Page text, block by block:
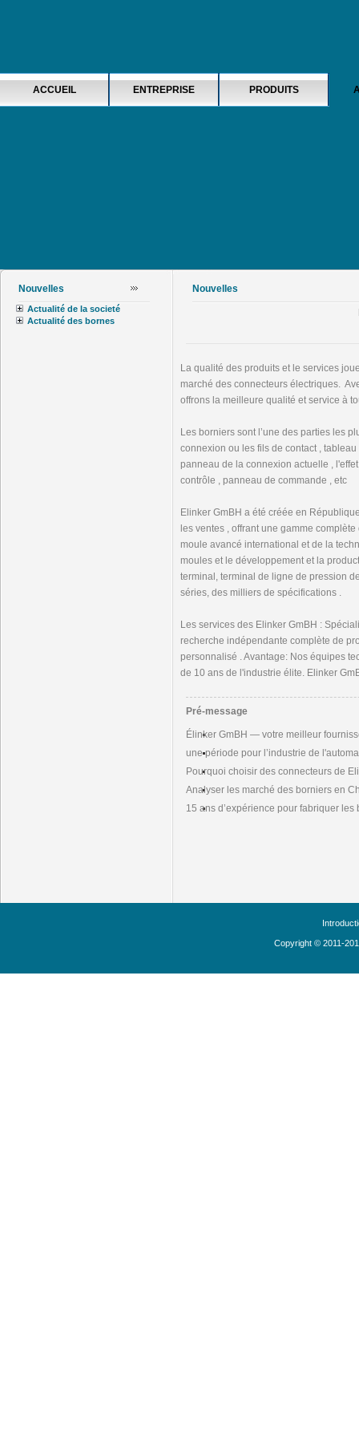
ACCUEIL ENTREPRISE PRODUITS
Nouvelles
Actualité de la societé
Actualité des bornes
Nouvelles
La qualité des produits et le services
marché des connecteurs électriques.
offrons la meilleure qualité et service à
Les borniers sont l’une des parties les
connexion ou les fils de contact ,
panneau de la connexion actuelle ,
contrôle , panneau de commande , etc
Elinker GmBH a été créée en
les ventes , offrant une gamme
moule avancé international et de la
moules et le développement et la
terminal, terminal de ligne de pression
séries, des milliers de spécifications .
Les services des Elinker GmBH :
recherche indépendante complète de
personnalisé . Avantage: Nos équipes
de 10 ans de l'industrie élite. Elinker
Pré-message
Élinker GmBH — votre meilleur
une période pour l’industrie de
Pourquoi choisir des connecteurs de
Analyser les marché des borniers en
15 ans d’expérience pour fabriquer
Copyright © 2011-